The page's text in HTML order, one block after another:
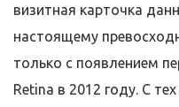
визитная карточка
настоящему
только с появлением
Retina в 2012 году. С